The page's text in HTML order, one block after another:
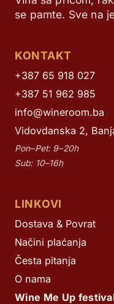
se pamte. Sve na
KONTAKT
+387 65 918 027
+387 51 962 985
info@wineroom.ba
Vidovdanska 2,
Pon–Pet: 9–20h
Sub: 10–16h
LINKOVI
Dostava & Povrat
Načini plaćanja
Česta pitanja
O nama
Wine Me Up